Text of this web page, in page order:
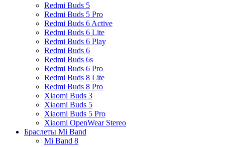
Redmi Buds 5
Redmi Buds 5 Pro
Redmi Buds 6 Active
Redmi Buds 6 Lite
Redmi Buds 6 Play
Redmi Buds 6
Redmi Buds 6s
Redmi Buds 6 Pro
Redmi Buds 8 Lite
Redmi Buds 8 Pro
Xiaomi Buds 3
Xiaomi Buds 5
Xiaomi Buds 5 Pro
Xiaomi OpenWear Stereo
Браслеты Mi Band
Mi Band 8